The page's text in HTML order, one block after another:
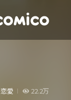
恋愛 22.2万